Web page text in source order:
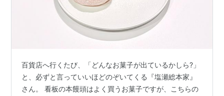
百貨店へ行くたび、「どんなお菓子が出ているかしら?」
と、必ずと言っていいほどのぞいてくる『塩瀬総本家』
さん。 看板の本饅頭はよく買うお菓子ですが、こちらの